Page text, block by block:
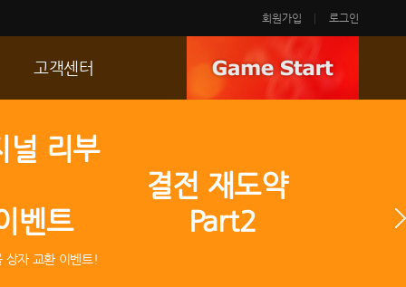
회원가입 로그인
널 리부
전 재도약
이벤트 Part2
상자 교환 이벤트!
고객센터
문의/신고
운영정책